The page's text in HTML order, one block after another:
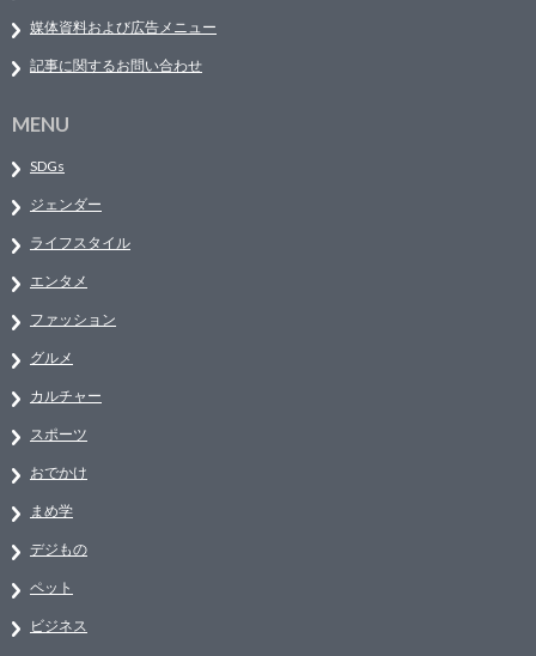
媒体資料および広告メニュー
記事に関するお問い合わせ
MENU
SDGs
ジェンダー
ライフスタイル
エンタメ
ファッション
グルメ
カルチャー
スポーツ
おでかけ
まめ学
デジもの
ペット
ビジネス